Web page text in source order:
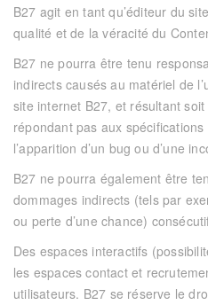
B27 agit en tant qu’éditeur du
qualité et de la véracité du
B27 ne pourra être tenu
indirects causés au matériel de
site internet B27, et résultant soit
répondant pas aux
l’apparition d’un bug ou d’une
B27 ne pourra également être
dommages indirects (tels par
ou perte d’une chance)
Des espaces interactifs
les espaces contact et
utilisateurs. B27 se réserve le